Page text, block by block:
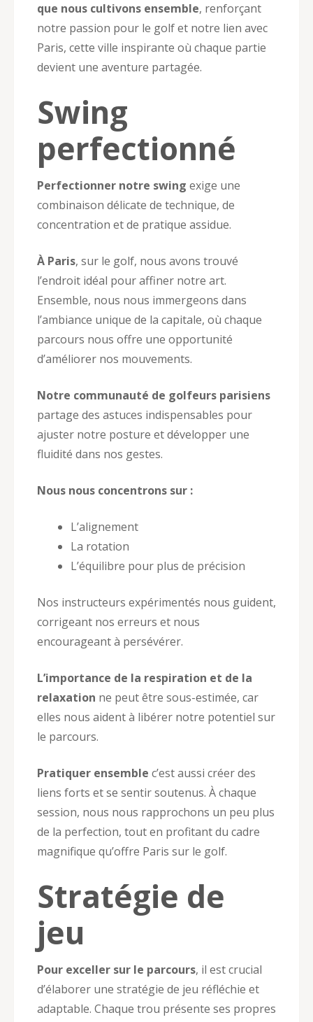
que nous cultivons ensemble, renforçant
notre passion pour le golf et notre lien avec
Paris, cette ville inspirante où chaque partie
devient une aventure partagée.
Swing
perfectionné
Perfectionner notre swing exige une
combinaison délicate de technique, de
concentration et de pratique assidue.
À Paris, sur le golf, nous avons trouvé
l’endroit idéal pour affiner notre art.
Ensemble, nous nous immergeons dans
l’ambiance unique de la capitale, où chaque
parcours nous offre une opportunité
d’améliorer nos mouvements.
Notre communauté de golfeurs parisiens
partage des astuces indispensables pour
ajuster notre posture et développer une
fluidité dans nos gestes.
Nous nous concentrons sur :
L’alignement
La rotation
L’équilibre pour plus de précision
Nos instructeurs expérimentés nous guident,
corrigeant nos erreurs et nous
encourageant à persévérer.
L’importance de la respiration et de la
relaxation ne peut être sous-estimée, car
elles nous aident à libérer notre potentiel sur
le parcours.
Pratiquer ensemble c’est aussi créer des
liens forts et se sentir soutenus. À chaque
session, nous nous rapprochons un peu plus
de la perfection, tout en profitant du cadre
magnifique qu’offre Paris sur le golf.
Stratégie de
jeu
Pour exceller sur le parcours, il est crucial
d’élaborer une stratégie de jeu réfléchie et
adaptable. Chaque trou présente ses propres